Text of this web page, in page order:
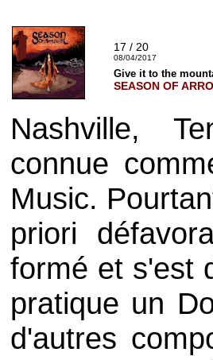
17 / 20
08/04/2017
Give it to the
SEASON OF
Nashville,
connue
Music.
priori
formé et s'est
pratique un
d'autres